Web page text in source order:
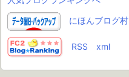
にほんブログ村
RSS xml